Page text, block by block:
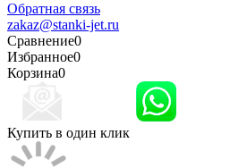
Обратная связь
zakaz@stanki-jet.ru
Сравнение0
Избранное0
Корзина0
Купить в один клик